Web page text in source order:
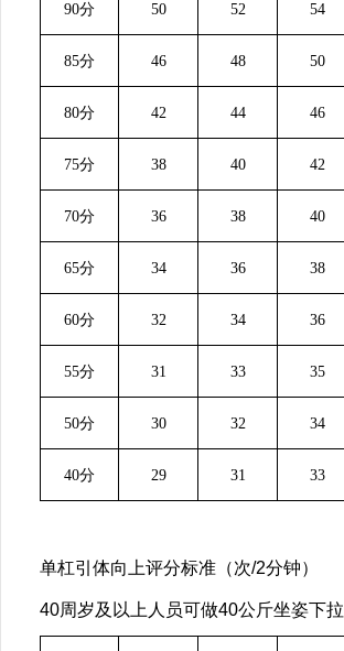
90分 50 52 54
85分 46 48 50
80分 42 44 46
75分 38 40 42
70分 36 38 40
65分 34 36 38
60分 32 34 36
55分 31 33 35
50分 30 32 34
40分 29 31 33
单杠引体向上评分标准（次/2分钟）
40周岁及以上人员可做40公斤坐姿下拉